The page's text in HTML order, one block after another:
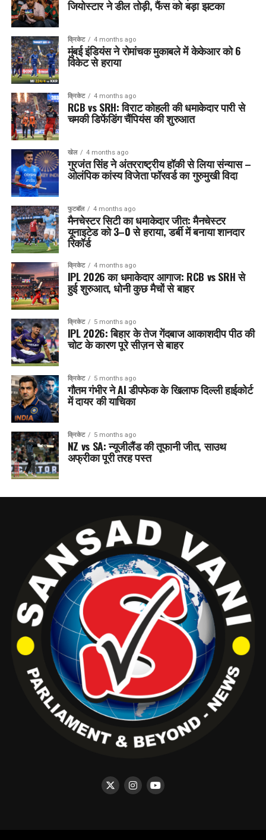
जियोस्टार ने डील तोड़ी, फैंस को बड़ा झटका
क्रिकेट 4 months ago
मुंबई इंडियंस ने रोमांचक मुकाबले में केकेआर को 6
विकेट से हराया
क्रिकेट 4 months ago
RCB vs SRH: विराट कोहली की धमाकेदार पारी से
चमकी डिफेंडिंग चैंपियंस की शुरुआत
खेल 4 months ago
गुरजंत सिंह ने अंतरराष्ट्रीय हॉकी से लिया संन्यास –
ओलंपिक कांस्य विजेता फॉरवर्ड का गुरुमुखी विदा
फुटबॉल 4 months ago
मैनचेस्टर सिटी का धमाकेदार जीत: मैनचेस्टर
यूनाइटेड को 3–0 से हराया, डर्बी में बनाया शानदार
रिकॉर्ड
क्रिकेट 4 months ago
IPL 2026 का धमाकेदार आगाज: RCB vs SRH से
हुई शुरुआत, धोनी कुछ मैचों से बाहर
क्रिकेट 5 months ago
IPL 2026: बिहार के तेज गेंदबाज आकाशदीप पीठ की
चोट के कारण पूरे सीज़न से बाहर
क्रिकेट 5 months ago
गौतम गंभीर ने AI डीपफेक के खिलाफ दिल्ली हाईकोर्ट
में दायर की याचिका
क्रिकेट 5 months ago
NZ vs SA: न्यूजीलैंड की तूफानी जीत, साउथ
अफ्रीका पूरी तरह पस्त